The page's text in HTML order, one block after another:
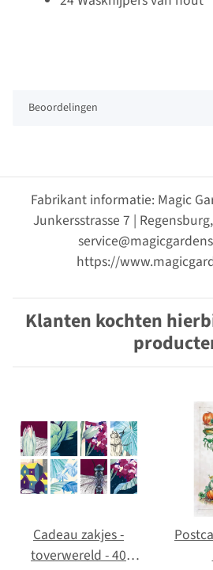
Beoordelingen
Fabrikant informatie: Magic
Junkersstrasse 7 |
https://
Klanten kochten
Cadeau zakjes -
toverwereld - 40